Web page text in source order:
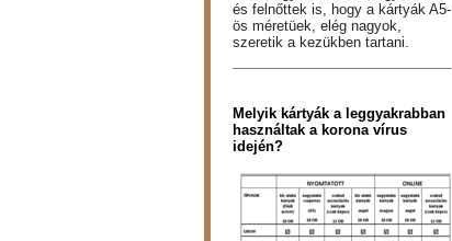
és felnőttek is, hogy a kártyák A5-
ös méretüek, elég nagyok,
szeretik a kezükben tartani.
Melyik kártyák a leggyakrabban
használtak a korona vírus
idején?